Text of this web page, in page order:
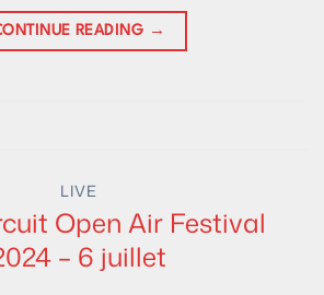
READING →
LIVE
Open Air Festival
– 6 juillet